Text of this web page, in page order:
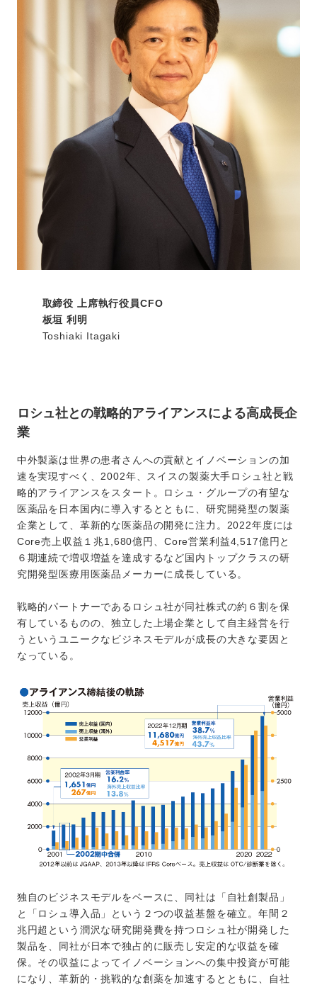
取締役 上席執行役員CFO
板垣 利明
Toshiaki Itagaki
ロシュ社との戦略的アライアンスによる高成長企
業
中外製薬は世界の患者さんへの貢献とイノベーションの加
速を実現すべく、2002年、スイスの製薬大手ロシュ社と戦
略的アライアンスをスタート。ロシュ・グループの有望な
医薬品を日本国内に導入するとともに、研究開発型の製薬
企業として、革新的な医薬品の開発に注力。2022年度には
Core売上収益１兆1,680億円、Core営業利益4,517億円と
６期連続で増収増益を達成するなど国内トップクラスの研
究開発型医療用医薬品メーカーに成長している。
戦略的パートナーであるロシュ社が同社株式の約６割を保
有しているものの、独立した上場企業として自主経営を行
うというユニークなビジネスモデルが成長の大きな要因と
なっている。
独自のビジネスモデルをベースに、同社は「自社創製品」
と「ロシュ導入品」という２つの収益基盤を確立。年間２
兆円超という潤沢な研究開発費を持つロシュ社が開発した
製品を、同社が日本で独占的に販売し安定的な収益を確
保。その収益によってイノベーションへの集中投資が可能
になり、革新的・挑戦的な創薬を加速するとともに、自社